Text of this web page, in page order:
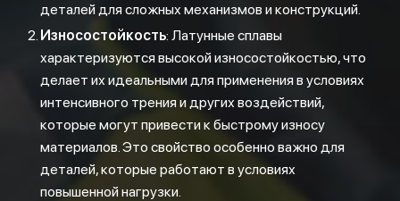
деталей для сложных механизмов и конструкций.
Износостойкость: Латунные сплавы
характеризуются высокой износостойкостью, что
делает их идеальными для применения в условиях
интенсивного трения и других воздействий,
которые могут привести к быстрому износу
материалов. Это свойство особенно важно для
деталей, которые работают в условиях
повышенной нагрузки.